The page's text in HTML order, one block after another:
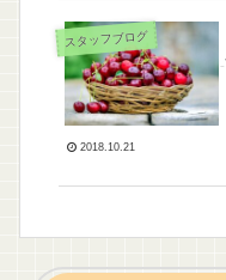
スタッフブログ
2018.10.21